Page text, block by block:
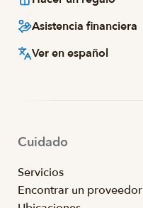
Asistencia financiera
Ver en español
Cuidado
Servicios
Encontrar un proveedor